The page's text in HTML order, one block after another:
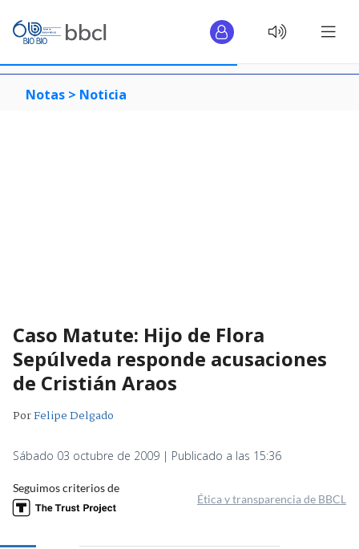
Notas > Noticia
Caso Matute: Hijo de Flora
Sepúlveda responde acusaciones
de Cristián Araos
PorFelipe Delgado
Sábado 03 octubre de 2009 | Publicado a las 15:36
Seguimos criterios de
Ética y transparencia de BBCL